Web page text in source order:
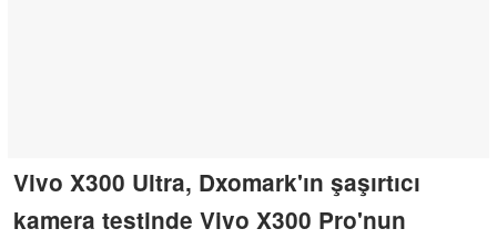
Vivo X300 Ultra, Dxomark'ın şaşırtıcı
kamera testinde Vivo X300 Pro'nun